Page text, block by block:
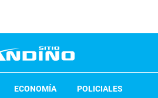
ECONOMÍA
POLICIALES